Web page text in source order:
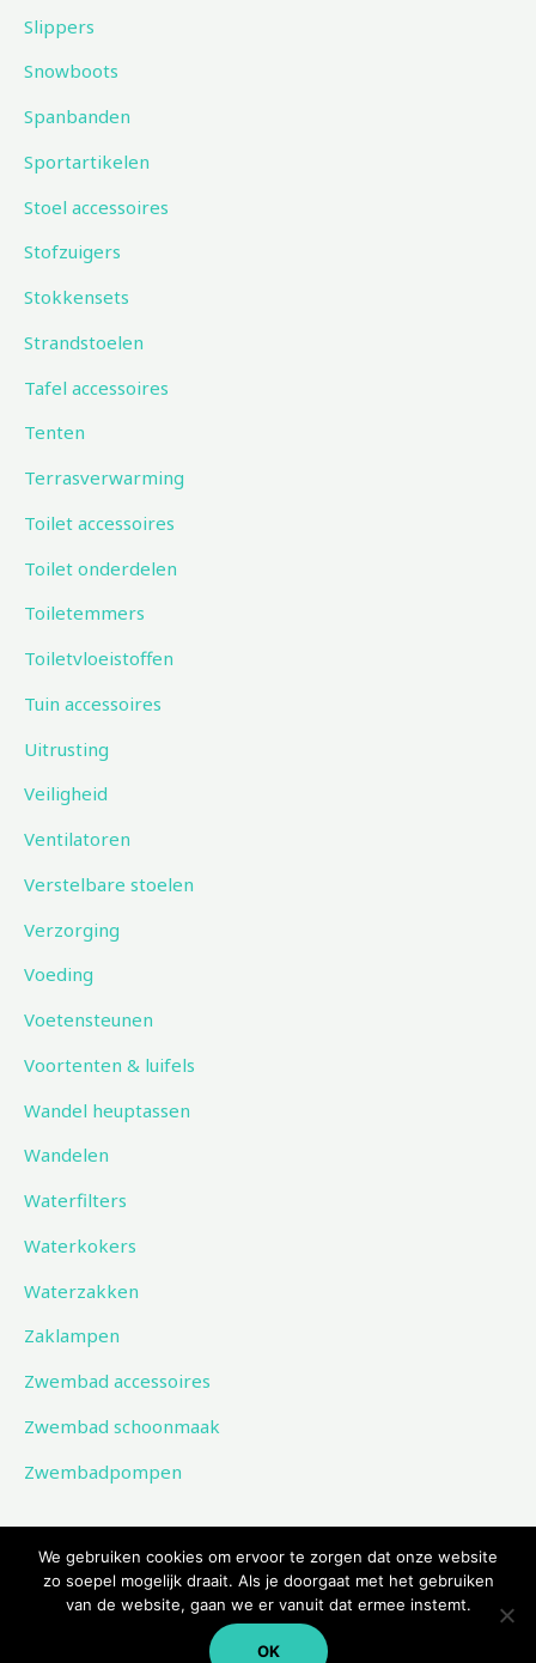
Slippers
Snowboots
Spanbanden
Sportartikelen
Stoel accessoires
Stofzuigers
Stokkensets
Strandstoelen
Tafel accessoires
Tenten
Terrasverwarming
Toilet accessoires
Toilet onderdelen
Toiletemmers
Toiletvloeistoffen
Tuin accessoires
Uitrusting
Veiligheid
Ventilatoren
Verstelbare stoelen
Verzorging
Voeding
Voetensteunen
Voortenten & luifels
Wandel heuptassen
Wandelen
Waterfilters
Waterkokers
Waterzakken
Zaklampen
Zwembad accessoires
Zwembad schoonmaak
Zwembadpompen
Copyright © 2026 Kampeerwinkeltje
We gebruiken cookies om ervoor te zorgen dat onze website
zo soepel mogelijk draait. Als je doorgaat met het gebruiken
van de website, gaan we er vanuit dat ermee instemt.
OK